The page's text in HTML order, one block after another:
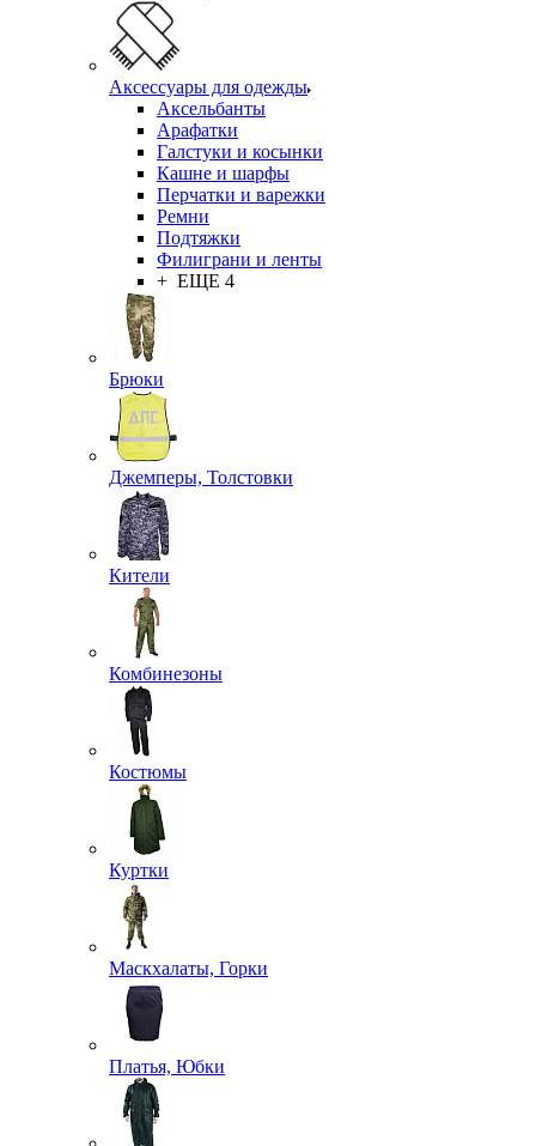
Аксессуары для одежды
Аксельбанты
Арафатки
Галстуки и косынки
Кашне и шарфы
Перчатки и варежки
Ремни
Подтяжки
Филиграни и ленты
+ ЕЩЕ 4
Брюки
Джемперы, Толстовки
Кители
Комбинезоны
Костюмы
Куртки
Маскхалаты, Горки
Платья, Юбки